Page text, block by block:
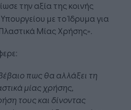
την αξία της κοινής
με το Ίδρυμα για
Μίας Χρήσης».
πως θα αλλάξει τη
μίας χρήσης,
τους και δίνοντας